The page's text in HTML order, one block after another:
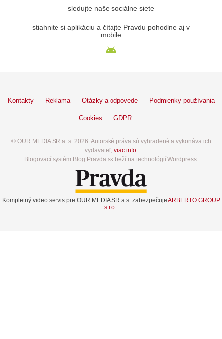
sledujte naše sociálne siete
stiahnite si aplikáciu a čítajte Pravdu pohodlne aj v
mobile
Kontakty Reklama Otázky a odpovede Podmienky používania
Cookies GDPR
© OUR MEDIA SR a. s. 2026. Autorské práva sú vyhradené a vykonáva ich
vydavateľ, viac info.
Blogovací systém Blog.Pravda.sk beží na technológií Wordpress.
Kompletný video servis pre OUR MEDIA SR a.s. zabezpečuje ARBERTO GROUP
s.r.o.